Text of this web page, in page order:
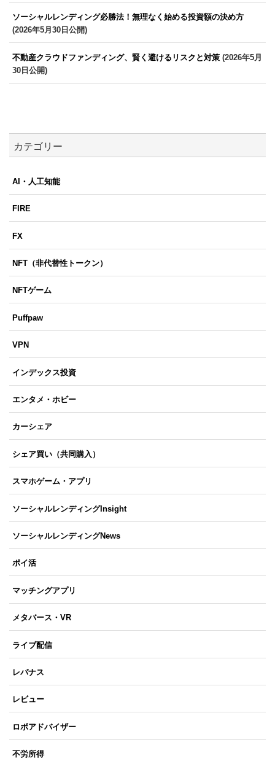
ソーシャルレンディング必勝法！無理なく始める投資額の決め方
(2026年5月30日公開)
不動産クラウドファンディング、賢く避けるリスクと対策 (2026年5月
30日公開)
カテゴリー
AI・人工知能
FIRE
FX
NFT（非代替性トークン）
NFTゲーム
Puffpaw
VPN
インデックス投資
エンタメ・ホビー
カーシェア
シェア買い（共同購入）
スマホゲーム・アプリ
ソーシャルレンディングInsight
ソーシャルレンディングNews
ポイ活
マッチングアプリ
メタバース・VR
ライブ配信
レバナス
レビュー
ロボアドバイザー
不労所得